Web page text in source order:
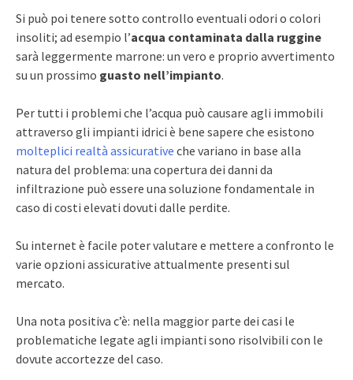
Si può poi tenere sotto controllo eventuali odori o colori
insoliti; ad esempio l’acqua contaminata dalla ruggine
sarà leggermente marrone: un vero e proprio avvertimento
su un prossimo guasto nell’impianto.
Per tutti i problemi che l’acqua può causare agli immobili
attraverso gli impianti idrici è bene sapere che esistono
molteplici realtà assicurative che variano in base alla
natura del problema: una copertura dei danni da
infiltrazione può essere una soluzione fondamentale in
caso di costi elevati dovuti dalle perdite.
Su internet è facile poter valutare e mettere a confronto le
varie opzioni assicurative attualmente presenti sul
mercato.
Una nota positiva c’è: nella maggior parte dei casi le
problematiche legate agli impianti sono risolvibili con le
dovute accortezze del caso.